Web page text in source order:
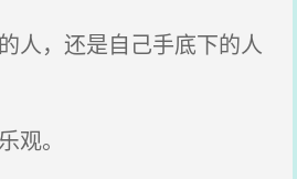
人，还是自己手底下的人
。